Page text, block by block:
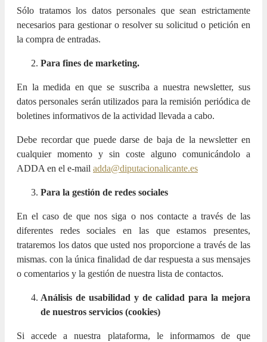
Sólo tratamos los datos personales que sean estrictamente
necesarios para gestionar o resolver su solicitud o petición en
la compra de entradas.
Para fines de marketing.
En la medida en que se suscriba a nuestra newsletter, sus
datos personales serán utilizados para la remisión periódica de
boletines informativos de la actividad llevada a cabo.
Debe recordar que puede darse de baja de la newsletter en
cualquier momento y sin coste alguno comunicándolo a
ADDA en el e-mail adda@diputacionalicante.es
Para la gestión de redes sociales
En el caso de que nos siga o nos contacte a través de las
diferentes redes sociales en las que estamos presentes,
trataremos los datos que usted nos proporcione a través de las
mismas. con la única finalidad de dar respuesta a sus mensajes
o comentarios y la gestión de nuestra lista de contactos.
Análisis de usabilidad y de calidad para la mejora
de nuestros servicios (cookies)
Si accede a nuestra plataforma, le informamos de que